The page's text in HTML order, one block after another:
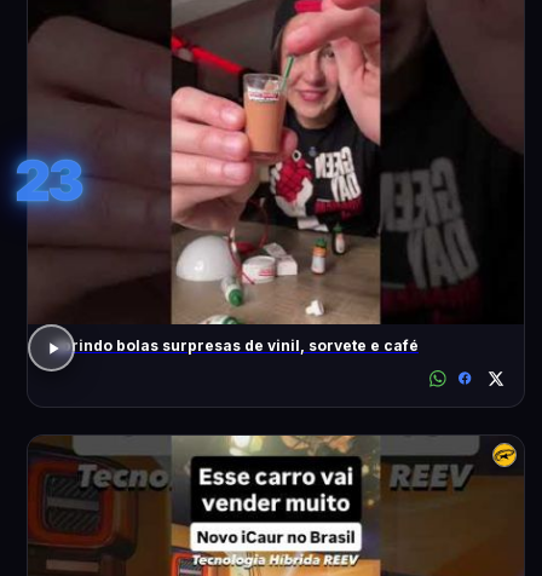
23
abrindo bolas surpresas de vinil, sorvete e café